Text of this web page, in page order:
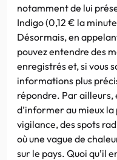
notamment de lui
Indigo (0,12 € la
Désormais, en
pouvez entendre des
enregistrés et, si vous
informations plus
répondre. Par ailleurs,
d’informer au mieux
vigilance, des spots
où une vague de
sur le pays. Quoi qu’il